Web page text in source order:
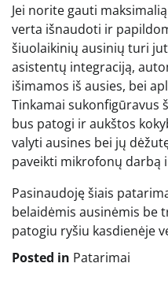
Jei norite gauti
verta išnaudoti ir
šiuolaikinių ausinių turi
asistentų integraciją,
išimamos iš ausies, bei
Tinkamai sukonfigūravus
bus patogi ir aukštos
valyti ausines bei jų
paveikti mikrofonų darbą
Pasinaudoję šiais
belaidėmis ausinėmis be
patogiu ryšiu kasdienėje
Posted in Patarimai